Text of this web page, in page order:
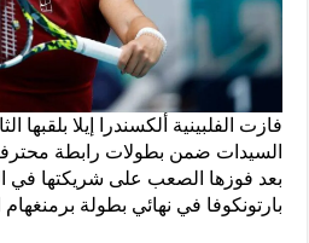
فازت الفلبينية ألكسندرا إيلا
بعد فوزها الصعب على شريكتها في
بارتونكوفا في نهائي بطولة برمنغهام